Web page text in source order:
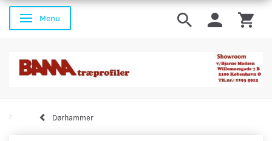
Skifte navigation
Menu
Dørhammer